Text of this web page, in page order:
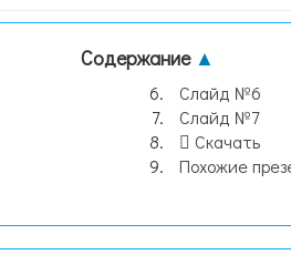
Содержание ▲
Слайд №6
Слайд №7
Скачать
Похожие